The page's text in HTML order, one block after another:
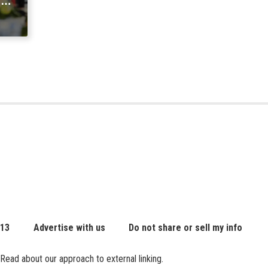
Advertise with us Do not share or sell my info
about our approach to external linking.